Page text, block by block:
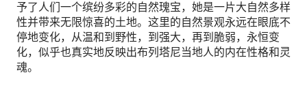
予了人们一个缤纷多彩的自然瑰宝，她是一片大自然多样
性并带来无限惊喜的土地。这里的自然景观永远在眼底不
停地变化，从温和到野性，到强大，再到脆弱，永恒变
化，似乎也真实地反映出布列塔尼当地人的内在性格和灵
魂。